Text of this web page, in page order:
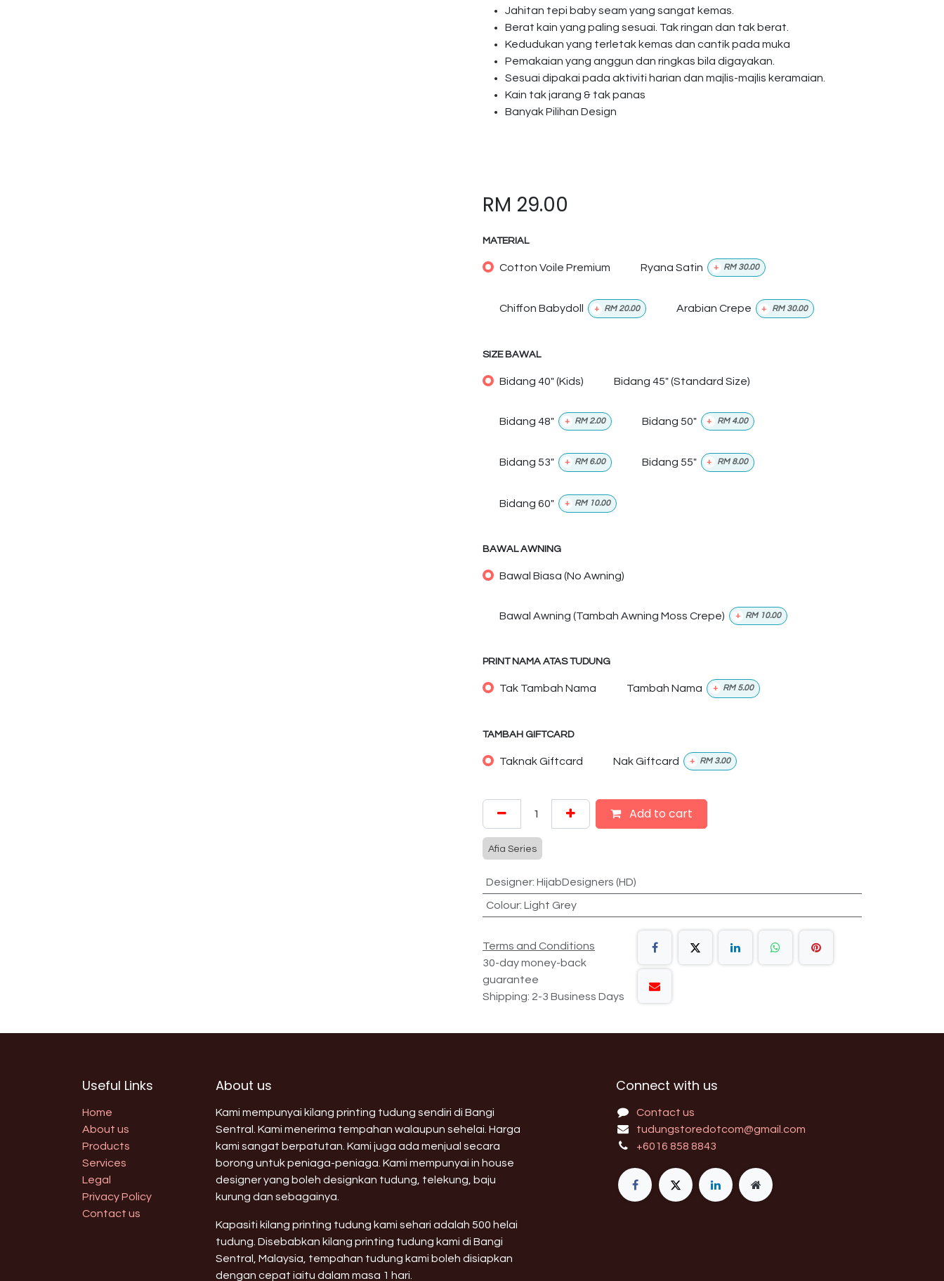
Jahitan tepi baby seam yang sangat kemas.
Berat kain yang paling sesuai. Tak ringan dan tak berat.
Kedudukan yang terletak kemas dan cantik pada muka
Pemakaian yang anggun dan ringkas bila digayakan.
Sesuai dipakai pada aktiviti harian dan majlis-majlis keramaian.
Kain tak jarang & tak panas
Banyak Pilihan Design
RM 29.00
MATERIAL
Cotton Voile Premium Ryana Satin + RM 30.00
Chiffon Babydoll + RM 20.00 Arabian Crepe + RM 30.00
SIZE BAWAL
Bidang 40" (Kids) Bidang 45" (Standard Size)
Bidang 48" + RM2.00 Bidang 50" + RM 4.00
Bidang 53" + RM 6.00 Bidang 55" + RM 8.00
Bidang 60" + RM 10.00
BAWAL AWNING
Bawal Biasa (No Awning)
Bawal Awning (Tambah Awning Moss Crepe) + RM 10.00
PRINT NAMA ATAS TUDUNG
Tak Tambah Nama Tambah Nama + RM 5.00
TAMBAH GIFTCARD
Taknak Giftcard Nak Giftcard + RM 3.00
Add to cart
Afia Series
Designer: HijabDesigners (HD)
Colour: Light Grey
Terms and Conditions
30-day money-back
guarantee
Shipping: 2-3 Business Days
Useful Links
Home
About us
Products
Services
Legal
Privacy Policy
Contact us
About us
Kami mempunyai kilang printing tudung sendiri di Bangi
Sentral. Kami menerima tempahan walaupun sehelai. Harga
kami sangat berpatutan. Kami juga ada menjual secara
borong untuk peniaga-peniaga. Kami mempunyai in house
designer yang boleh designkan tudung, telekung, baju
kurung dan sebagainya.
Kapasiti kilang printing tudung kami sehari adalah 500 helai
tudung. Disebabkan kilang printing tudung kami di Bangi
Sentral, Malaysia, tempahan tudung kami boleh disiapkan
dengan cepat iaitu dalam masa 1 hari.
Connect with us
Contact us
tudungstoredotcom@gmail.com
+6016 858 8843